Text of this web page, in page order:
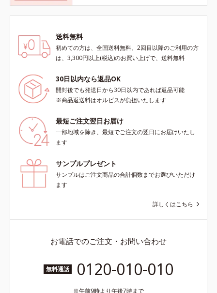
送料無料
初めての方は、全国送料無料、2回目以降のご利用の方
は、3,300円以上(税込)のお買い上げで、送料無料
30日以内なら返品OK
開封後でも発送日から30日以内であれば返品可能
※商品返送料はオルビスが負担いたします
最短ご注文翌日お届け
一部地域を除き、最短でご注文の翌日にお届けいたし
ます
サンプルプレゼント
サンプルはご注文商品の合計個数までお選びいただけ
ます
詳しくはこちら
お電話でのご注文・お問い合わせ
無料通話 0120-010-010
午前9時より午後7時まで